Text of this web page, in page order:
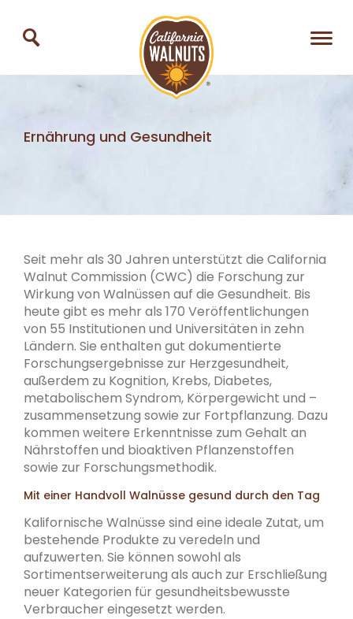
Ernährung und Gesundheit
Seit mehr als 30 Jahren unterstützt die California
Walnut Commission (CWC) die Forschung zur
Wirkung von Walnüssen auf die Gesundheit. Bis
heute gibt es mehr als 170 Veröffentlichungen
von 55 Institutionen und Universitäten in zehn
Ländern. Sie enthalten gut dokumentierte
Forschungsergebnisse zur Herzgesundheit,
außerdem zu Kognition, Krebs, Diabetes,
metabolischem Syndrom, Körpergewicht und –
zusammensetzung sowie zur Fortpflanzung. Dazu
kommen weitere Erkenntnisse zum Gehalt an
Nährstoffen und bioaktiven Pflanzenstoffen
sowie zur Forschungsmethodik.
Mit einer Handvoll Walnüsse gesund durch den Tag
Kalifornische Walnüsse sind eine ideale Zutat, um
bestehende Produkte zu veredeln und
aufzuwerten. Sie können sowohl als
Sortimentserweiterung als auch zur Erschließung
neuer Kategorien für gesundheitsbewusste
Verbraucher eingesetzt werden.